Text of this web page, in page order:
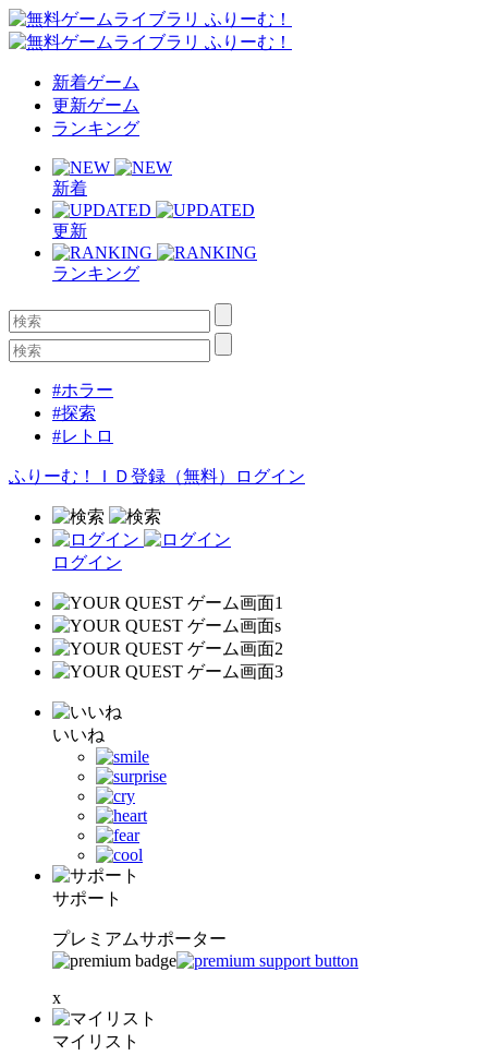
新着ゲーム
更新ゲーム
ランキング
新着
更新
ランキング
#ホラー
#探索
#レトロ
ふりーむ！ＩＤ登録（無料） ログイン
ログイン
いいね
サポート
プレミアムサポーター
x
マイリスト